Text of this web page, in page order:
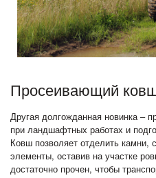
Просеивающий
Другая долгожданная новинка –
при ландшафтных работах и
Ковш позволяет отделить камни,
элементы, оставив на участке
достаточно прочен, чтобы